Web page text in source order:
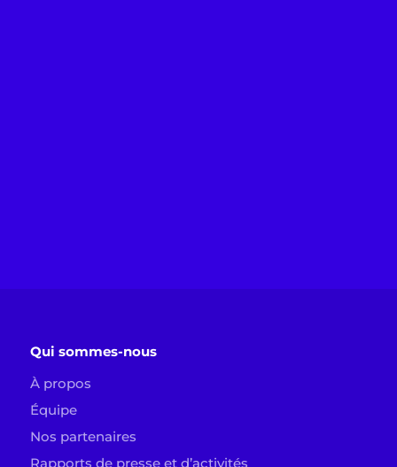
Qui sommes-nous
À propos
Équipe
Nos partenaires
Rapports de presse et d’activités